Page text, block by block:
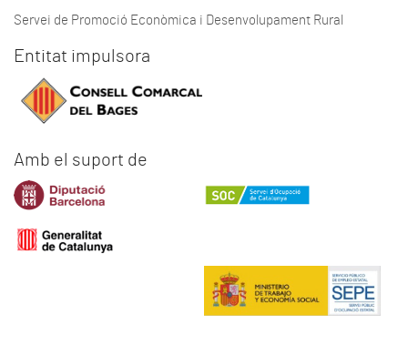
Servei de Promoció Econòmica i Desenvolupament Rural
Entitat impulsora
Amb el suport de